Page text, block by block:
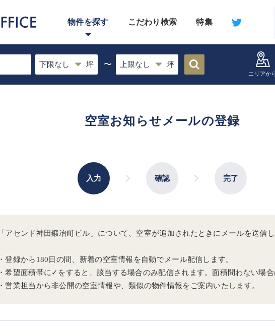
物件を探す こだわり検索 特集
エリアか
〜
空室お知らせメールの登録
入力 確認 完了
「アセンド神田鍛冶町ビル」について、空室が追加されたときにメールを送信し
・登録から180日の間、新着の空室情報を自動でメール配信します。
・希望面積帯に✓をすると、該当する場合のみ配信されます。面積問わない場
・営業担当から非公開の空室情報や、類似の物件情報をご案内いたします。